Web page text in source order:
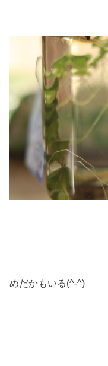
めだかもいる(^-^)